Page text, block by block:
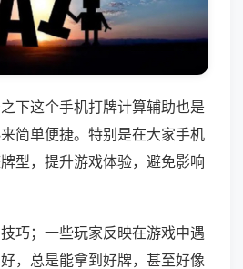
下这个手机打牌计算辅助也是
简单便捷。特别是在大家手机
型，提升游戏体验，避免影响
巧；一些玩家反映在游戏中遇
，总是能拿到好牌，甚至好像